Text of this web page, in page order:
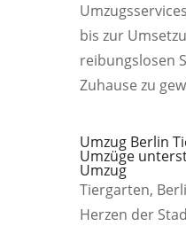
bis zur
reibungslosen
Zuhause zu
Umzug Berlin
Umzüge
Umzug
Tiergarten,
Herzen der